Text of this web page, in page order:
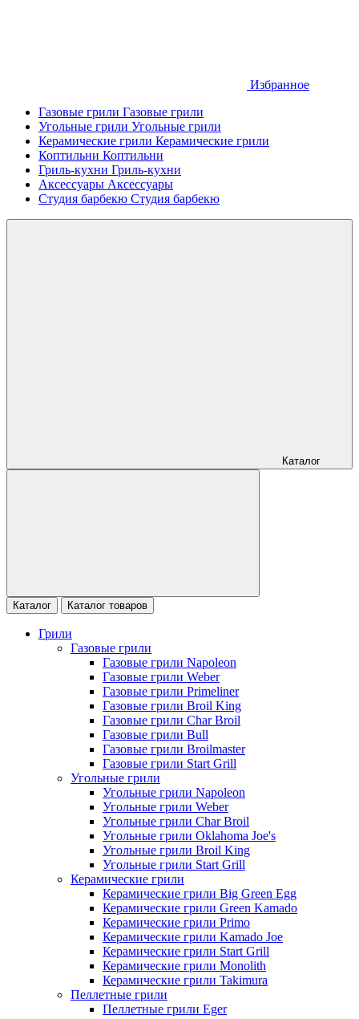
Избранное
Газовые грили Газовые грили
Угольные грили Угольные грили
Керамические грили Керамические грили
Коптильни Коптильни
Гриль-кухни Гриль-кухни
Аксессуары Аксессуары
Студия барбекю Студия барбекю
Каталог
Каталог Каталог товаров
Грили
Газовые грили
Газовые грили Napoleon
Газовые грили Weber
Газовые грили Primeliner
Газовые грили Broil King
Газовые грили Char Broil
Газовые грили Bull
Газовые грили Broilmaster
Газовые грили Start Grill
Угольные грили
Угольные грили Napoleon
Угольные грили Weber
Угольные грили Char Broil
Угольные грили Oklahoma Joe's
Угольные грили Broil King
Угольные грили Start Grill
Керамические грили
Керамические грили Big Green Egg
Керамические грили Green Kamado
Керамические грили Primo
Керамические грили Kamado Joe
Керамические грили Start Grill
Керамические грили Monolith
Керамические грили Takimura
Пеллетные грили
Пеллетные грили Eger